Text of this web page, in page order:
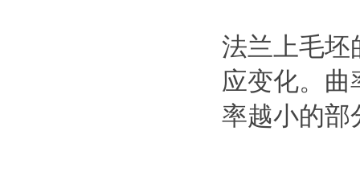
法兰上毛坯
应变化。曲
率越小的部